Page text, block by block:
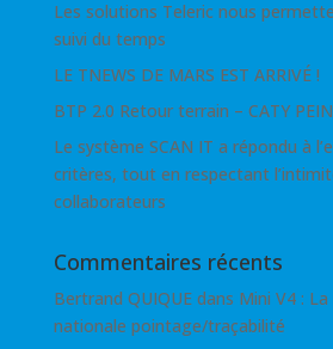
Les solutions Teleric nous
suivi du temps
LE TNEWS DE MARS EST ARRIVÉ !
BTP 2.0 Retour terrain – CATY
Le système SCAN IT a répondu à
critères, tout en respectant
collaborateurs
Commentaires récents
Bertrand QUIQUEdans Mini V4 :
nationale pointage/traçabilité